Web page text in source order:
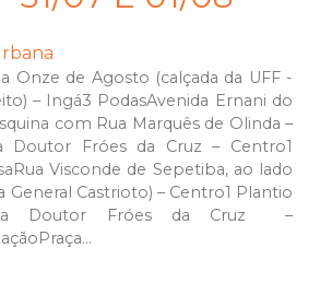
Onze de Agosto (calçada da UFF -
– Ingá3 PodasAvenida Ernani do
com Rua Marquês de Olinda –
Doutor Fróes da Cruz – Centro1
Visconde de Sepetiba, ao lado
General Castrioto) – Centro1 Plantio
Doutor Fróes da Cruz –